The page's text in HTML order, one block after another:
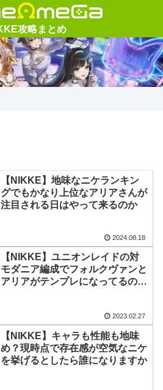
【NIKKE】地味なニケランキン
グでもかなり上位なアリアさんが
注目される日はやって来るのか
2024.08.18
【NIKKE】ユニオンレイドの対
モダニア編成でフォルクヴァンと
アリアがテンプレになってるのは
2023.02.27
【NIKKE】キャラも性能も地味
め？現時点で存在感が空気なニケ
を挙げるとしたら誰になりますか